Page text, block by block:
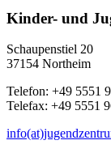
Kinder- und
Schaupenstiel 20
37154 Northeim
Telefon: +49 5551
Telefax: +49 5551